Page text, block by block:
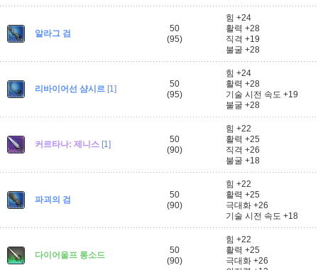
알라그 검
50
(95)
힘 +24
활력 +28
직격 +19
불굴 +28
리바이어선 샴시르 [1]
50
(95)
힘 +24
활력 +28
기술 시전 속도 +19
불굴 +28
커르타나: 제니스 [1]
50
(90)
힘 +22
활력 +25
직격 +26
불굴 +18
파괴의 검
50
(90)
힘 +22
활력 +25
극대화 +26
기술 시전 속도 +18
다이어울프 롱소드
50
(90)
힘 +22
활력 +25
극대화 +26